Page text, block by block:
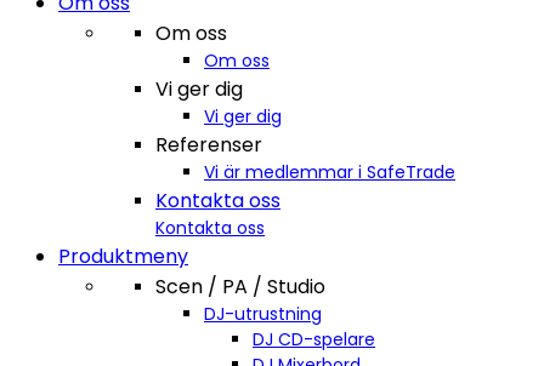
Om oss
Om oss
Vi ger dig
Vi ger dig
Referenser
Vi är medlemmar i SafeTrade
Kontakta oss
Kontakta oss
Produktmeny
Scen / PA / Studio
DJ-utrustning
DJ CD-spelare